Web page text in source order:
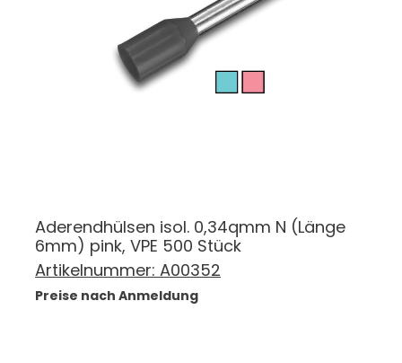
Aderendhülsen isol. 0,34qmm N (Länge
6mm) pink, VPE 500 Stück
Artikelnummer: A00352
Preise nach Anmeldung